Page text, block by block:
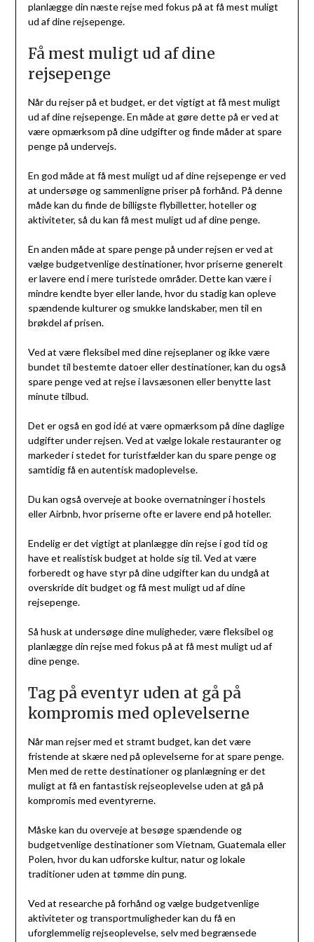
planlægge din næste rejse med fokus på at få mest muligt
ud af dine rejsepenge.
Få mest muligt ud af dine
rejsepenge
Når du rejser på et budget, er det vigtigt at få mest muligt
ud af dine rejsepenge. En måde at gøre dette på er ved at
være opmærksom på dine udgifter og finde måder at spare
penge på undervejs.
En god måde at få mest muligt ud af dine rejsepenge er ved
at undersøge og sammenligne priser på forhånd. På denne
måde kan du finde de billigste flybilletter, hoteller og
aktiviteter, så du kan få mest muligt ud af dine penge.
En anden måde at spare penge på under rejsen er ved at
vælge budgetvenlige destinationer, hvor priserne generelt
er lavere end i mere turistede områder. Dette kan være i
mindre kendte byer eller lande, hvor du stadig kan opleve
spændende kulturer og smukke landskaber, men til en
brøkdel af prisen.
Ved at være fleksibel med dine rejseplaner og ikke være
bundet til bestemte datoer eller destinationer, kan du også
spare penge ved at rejse i lavsæsonen eller benytte last
minute tilbud.
Det er også en god idé at være opmærksom på dine daglige
udgifter under rejsen. Ved at vælge lokale restauranter og
markeder i stedet for turistfælder kan du spare penge og
samtidig få en autentisk madoplevelse.
Du kan også overveje at booke overnatninger i hostels
eller Airbnb, hvor priserne ofte er lavere end på hoteller.
Endelig er det vigtigt at planlægge din rejse i god tid og
have et realistisk budget at holde sig til. Ved at være
forberedt og have styr på dine udgifter kan du undgå at
overskride dit budget og få mest muligt ud af dine
rejsepenge.
Så husk at undersøge dine muligheder, være fleksibel og
planlægge din rejse med fokus på at få mest muligt ud af
dine penge.
Tag på eventyr uden at gå på
kompromis med oplevelserne
Når man rejser med et stramt budget, kan det være
fristende at skære ned på oplevelserne for at spare penge.
Men med de rette destinationer og planlægning er det
muligt at få en fantastisk rejseoplevelse uden at gå på
kompromis med eventyrerne.
Måske kan du overveje at besøge spændende og
budgetvenlige destinationer som Vietnam, Guatemala eller
Polen, hvor du kan udforske kultur, natur og lokale
traditioner uden at tømme din pung.
Ved at researche på forhånd og vælge budgetvenlige
aktiviteter og transportmuligheder kan du få en
uforglemmelig rejseoplevelse, selv med begrænsede